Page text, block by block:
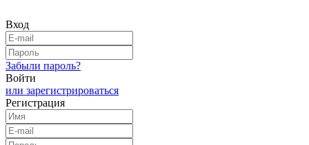
Вход
Забыли пароль?
Войти
или зарегистрироваться
Регистрация